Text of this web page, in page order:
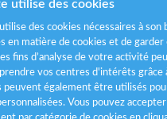
Pour votre
utilise des cookies
des cookies nécessaires à
en matière de cookies et de
fins d’analyse de votre activité
vos centres d'intérêts grâce
peuvent également être utilisés
Vous pouvez